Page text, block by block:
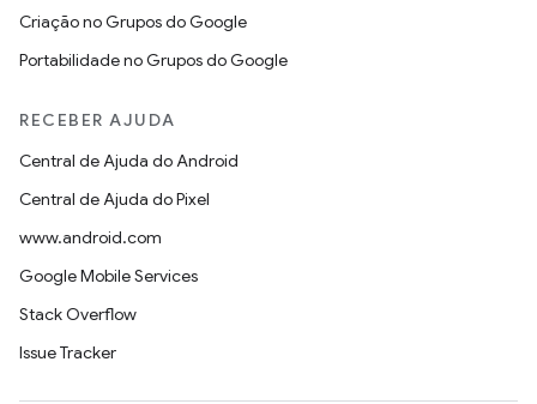
Criação no Grupos do Google
Portabilidade no Grupos do Google
RECEBER AJUDA
Central de Ajuda do Android
Central de Ajuda do Pixel
www.android.com
Google Mobile Services
Stack Overflow
Issue Tracker